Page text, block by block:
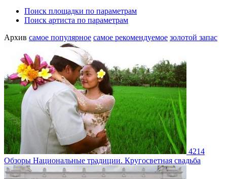
Поиск площадки по параметрам
Поиск артиста по параметрам
Архив самое популярное самое рекомендуемое золотой запас
4214
Обзоры Национальные традиции. Кругосветная свадьба